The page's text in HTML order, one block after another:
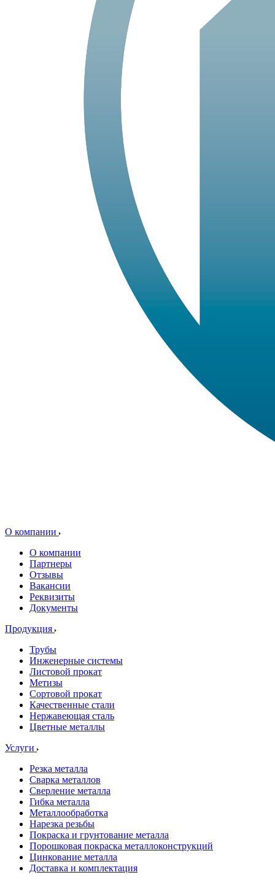
О компании
О компании
Партнеры
Отзывы
Вакансии
Реквизиты
Документы
Продукция
Трубы
Инженерные системы
Листовой прокат
Метизы
Сортовой прокат
Качественные стали
Нержавеющая сталь
Цветные металлы
Услуги
Резка металла
Сварка металлов
Сверление металла
Гибка металла
Металлообработка
Нарезка резьбы
Покраска и грунтование металла
Порошковая покраска металлоконструкций
Цинкование металла
Доставка и комплектация